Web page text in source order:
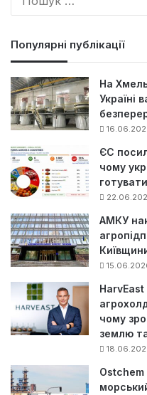
Популярні публікації
На
Україні
ЄС
чому
АМКУ
HarvEast
чому
землю
Ostchem